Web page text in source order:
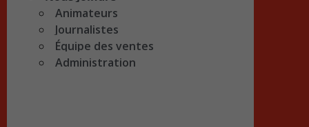
Animateurs
Journalistes
Équipe des ventes
Administration